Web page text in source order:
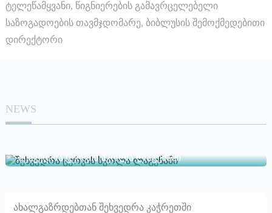
ტელეწამყვანი, წიგნიერების გამავრცელებელი
საზოგადოების თავმჯდომარე, ბიბლუსის შემოქმედებითი
დირექტორი
NEWS
შეხვედრა ცურვის სკოლა ლაგუნაში
ახალგაზრდებთან შეხვედრა კაჭრეთში